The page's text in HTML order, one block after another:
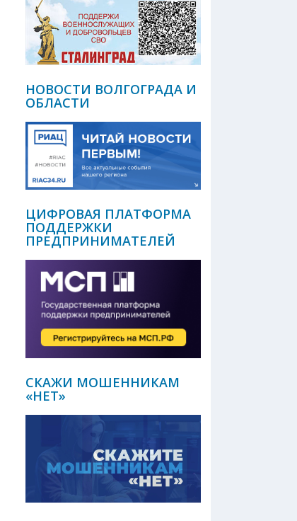
НОВОСТИ ВОЛГОГРАДА И
ОБЛАСТИ
ЦИФРОВАЯ ПЛАТФОРМА
ПОДДЕРЖКИ
ПРЕДПРИНИМАТЕЛЕЙ
СКАЖИ МОШЕННИКАМ
«НЕТ»